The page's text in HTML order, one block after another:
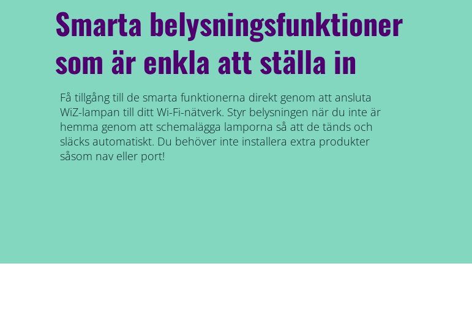
Smarta belysningsfunktioner
som är enkla att ställa in
Få tillgång till de smarta funktionerna direkt genom att ansluta
WiZ-lampan till ditt Wi-Fi-nätverk. Styr belysningen när du inte är
hemma genom att schemalägga lamporna så att de tänds och
släcks automatiskt. Du behöver inte installera extra produkter
såsom nav eller port!